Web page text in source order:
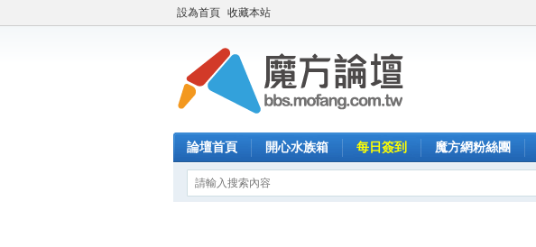
設為首頁 收藏本站
論壇首頁 開心水族箱 每日簽到 魔方網粉絲團